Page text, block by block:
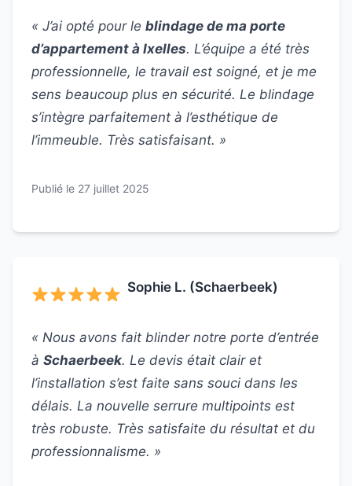
« J’ai opté pour le blindage de ma porte
d’appartement à Ixelles. L’équipe a été très
professionnelle, le travail est soigné, et je me
sens beaucoup plus en sécurité. Le blindage
s’intègre parfaitement à l’esthétique de
l’immeuble. Très satisfaisant. »
Publié le 27 juillet 2025
Sophie L. (Schaerbeek)
« Nous avons fait blinder notre porte d’entrée
à Schaerbeek. Le devis était clair et
l’installation s’est faite sans souci dans les
délais. La nouvelle serrure multipoints est
très robuste. Très satisfaite du résultat et du
professionnalisme. »